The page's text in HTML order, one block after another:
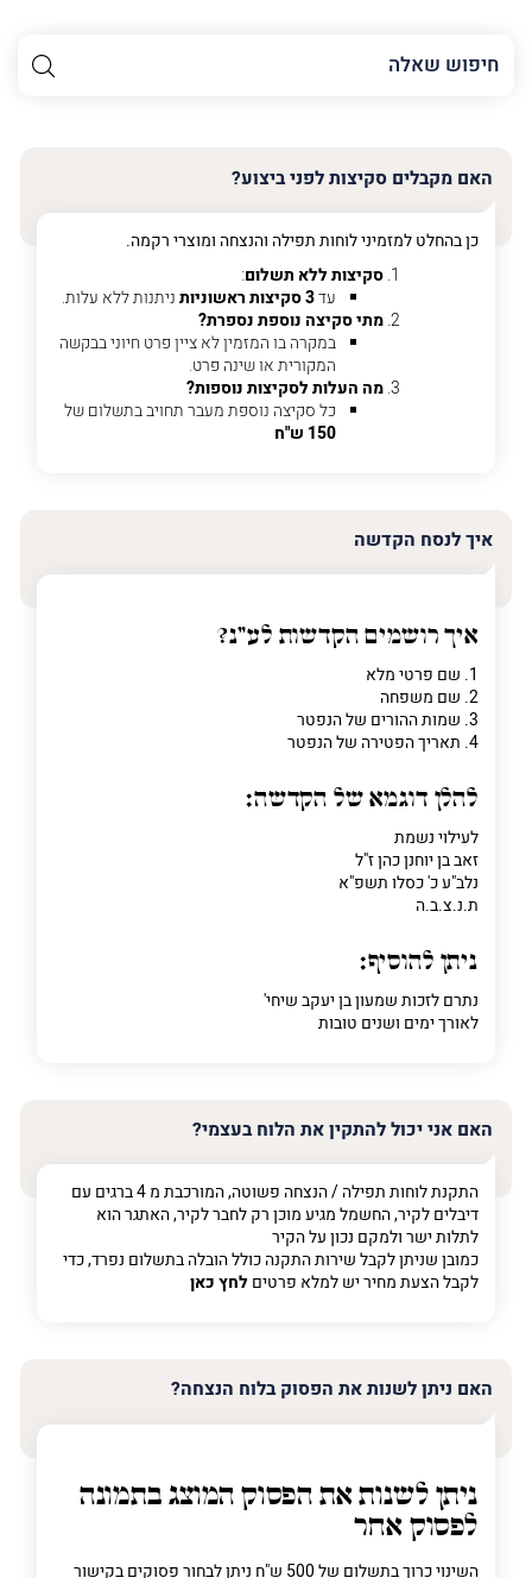
השם
שלך
טלפון (חובה)
האם מקבלים סקיצות לפני ביצוע?
כן בהחלט למזמיני לוחות תפילה והנצחה ומוצרי רקמה.
סקיצות ללא תשלום:
עד3 סקיצות ראשוניות
ניתנות ללא עלות.
מתי סקיצה נוספת נספרת?
במקרה בו המזמין לא ציין פרט חיוני בבקשה
המקורית או שינה פרט.
מה העלות לסקיצות נוספות?
כל סקיצה נוספת מעבר תחויב בתשלום של
150 ש"ח
איך לנסח הקדשה
איך רושמים הקדשות לע"נ?
1. שם פרטי מלא
2. שם משפחה
3. שמות ההורים של הנפטר
4. תאריך הפטירה של הנפטר
להלן דוגמא של הקדשה:
לעילוי נשמת
זאב בן יוחנן כהן ז"ל
נלב"ע כ' כסלו תשפ"א
ת.נ.צ.ב.ה
ניתן להוסיף:
נתרם לזכות שמעון בן יעקב שיחי'
לאורך ימים ושנים טובות
האם אני יכול להתקין את הלוח בעצמי?
התקנת לוחות תפילה / הנצחה פשוטה, המורכבת מ 4 ברגים עם
דיבלים לקיר, החשמל מגיע מוכן רק לחבר לקיר, האתגר הוא
לתלות ישר ולמקם נכון על הקיר
כמובן שניתן לקבל שירות התקנה כולל הובלה בתשלום נפרד, כדי
לקבל הצעת מחיר יש למלא פרטים לחץ כאן
האם ניתן לשנות את הפסוק בלוח הנצחה?
ניתן לשנות את הפסוק המוצג בתמונה
לפסוק אחר
השינוי כרוך בתשלום של 500 ש"ח ניתן לבחור פסוקים בקישור